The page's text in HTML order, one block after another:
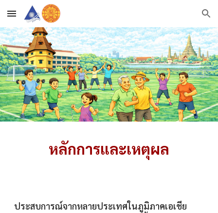
Skip to main content Skip to navigation
หลักการและเหตุผล
ประสบการณ์จากหลายประเทศในภูมิภาคเอเชีย